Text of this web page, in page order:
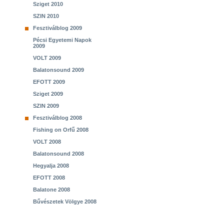
Sziget 2010
SZIN 2010
Fesztiválblog 2009
Pécsi Egyetemi Napok
2009
VOLT 2009
Balatonsound 2009
EFOTT 2009
Sziget 2009
SZIN 2009
Fesztiválblog 2008
Fishing on Orfű 2008
VOLT 2008
Balatonsound 2008
Hegyalja 2008
EFOTT 2008
Balatone 2008
Bűvészetek Völgye 2008